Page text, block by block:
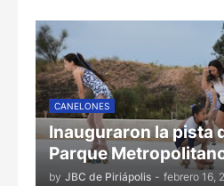
CANELONES
Inauguraron la pista
Parque
by JBC de Piriápolis - febrero 16,